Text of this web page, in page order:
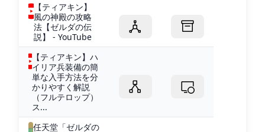
【ティアキン】
風の神殿の攻略
法【ゼルダの伝
説】 - YouTube
【ティアキン】ハ
イリア兵装備の簡
単な入手方法を分
かりやすく解説
（フルテロップ）
ス...
任天堂「ゼルダの